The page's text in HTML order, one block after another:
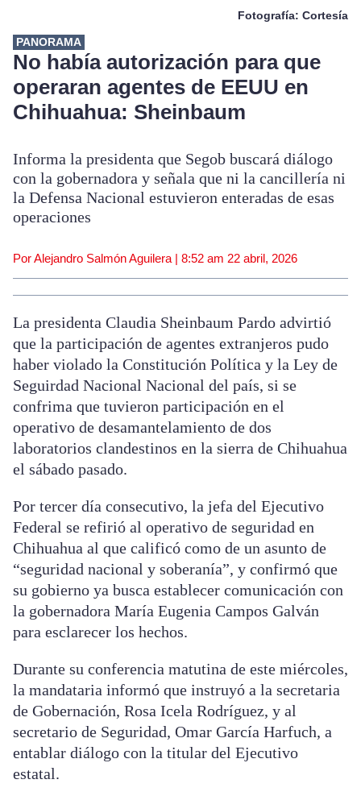
Fotografía: Cortesía
PANORAMA
No había autorización para que
operaran agentes de EEUU en
Chihuahua: Sheinbaum
Informa la presidenta que Segob buscará diálogo
con la gobernadora y señala que ni la cancillería ni
la Defensa Nacional estuvieron enteradas de esas
operaciones
Por Alejandro Salmón Aguilera | 8:52 am 22 abril, 2026
La presidenta Claudia Sheinbaum Pardo advirtió
que la participación de agentes extranjeros pudo
haber violado la Constitución Política y la Ley de
Seguirdad Nacional Nacional del país, si se
confrima que tuvieron participación en el
operativo de desamantelamiento de dos
laboratorios clandestinos en la sierra de Chihuahua
el sábado pasado.
Por tercer día consecutivo, la jefa del Ejecutivo
Federal se refirió al operativo de seguridad en
Chihuahua al que calificó como de un asunto de
“seguridad nacional y soberanía”, y confirmó que
su gobierno ya busca establecer comunicación con
la gobernadora María Eugenia Campos Galván
para esclarecer los hechos.
Durante su conferencia matutina de este miércoles,
la mandataria informó que instruyó a la secretaria
de Gobernación, Rosa Icela Rodríguez, y al
secretario de Seguridad, Omar García Harfuch, a
entablar diálogo con la titular del Ejecutivo
estatal.